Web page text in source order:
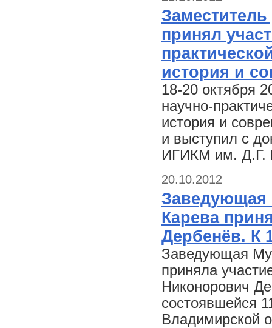
принял
история и
18-20 октября
научно-
история и
и выступил с
ИГИКМ им. Д.Г.
20.10.2012
Заведующая
Карева
Дербенёв. К
Заведующая
приняла
Никонорович
состоявшейся
Владимирской